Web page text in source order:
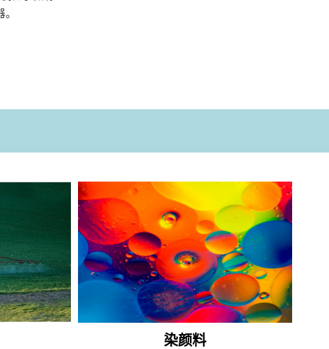
染颜料